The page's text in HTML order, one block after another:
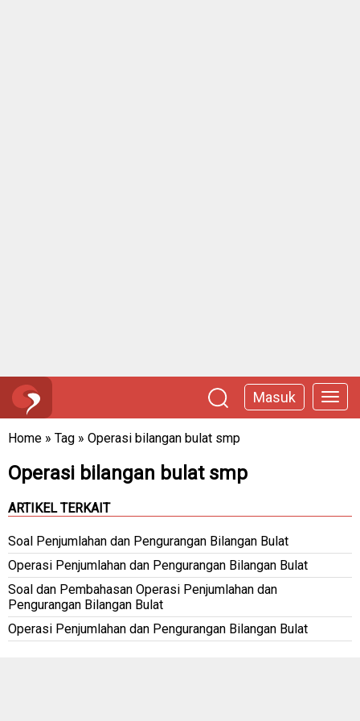
Masuk
Home » Tag » Operasi bilangan bulat smp
Operasi bilangan bulat smp
ARTIKEL TERKAIT
Soal Penjumlahan dan Pengurangan Bilangan Bulat
Operasi Penjumlahan dan Pengurangan Bilangan Bulat
Soal dan Pembahasan Operasi Penjumlahan dan
Pengurangan Bilangan Bulat
Operasi Penjumlahan dan Pengurangan Bilangan Bulat